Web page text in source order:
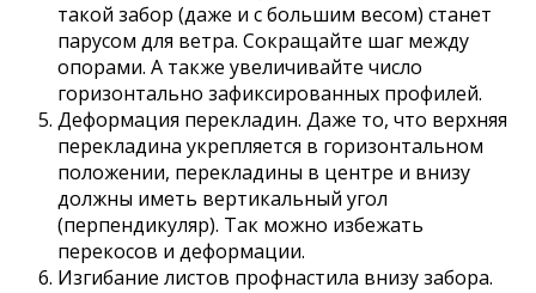
такой забор (даже и с большим весом) станет
парусом для ветра. Сокращайте шаг между
опорами. А также увеличивайте число
горизонтально зафиксированных профилей.
Деформация перекладин. Даже то, что верхняя
перекладина укрепляется в горизонтальном
положении, перекладины в центре и внизу
должны иметь вертикальный угол
(перпендикуляр). Так можно избежать
перекосов и деформации.
Изгибание листов профнастила внизу забора.